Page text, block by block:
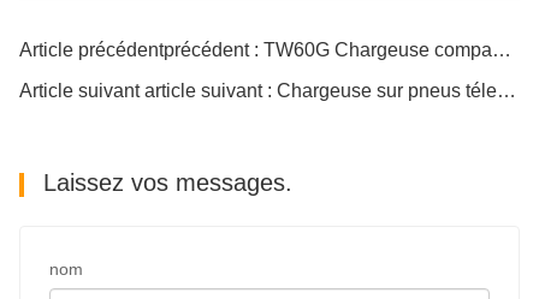
Article précédentprécédent : TW60G Chargeuse compacte sur pneus
Article suivant article suivant : Chargeuse sur pneus télescopique
Laissez vos messages.
nom